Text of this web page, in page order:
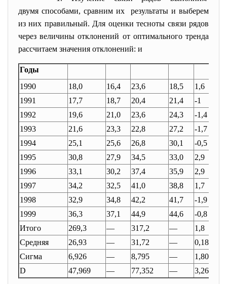
двумя способами, сравним их результаты и выберем
из них правильный. Для оценки тесноты связи рядов
через величины отклонений от оптимального тренда
рассчитаем значения отклонений: и
Годы
1990
18,0 16,4 23,6 18,5 1,6
1991
17,7 18,7 20,4 21,4 -1
1992
19,6 21,0 23,6 24,3 -1,4
1993
21,6 23,3 22,8 27,2 -1,7
1994
25,1 25,6 26,8 30,1 -0,5
1995
30,8 27,9 34,5 33,0 2,9
1996
33,1 30,2 37,4 35,9 2,9
1997
34,2 32,5 41,0 38,8 1,7
1998
32,9 34,8 42,2 41,7 -1,9
1999
36,3 37,1 44,9 44,6 -0,8
Итого
269,3 — 317,2 — 1,8
Средняя
26,93 — 31,72 — 0,18
Сигма
6,926 — 8,795 — 1,806
D
47,969 — 77,352 — 3,262